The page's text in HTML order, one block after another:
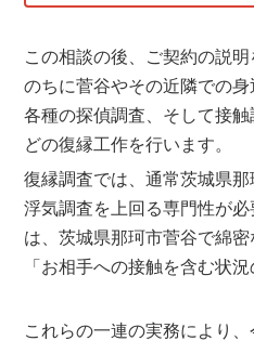
この相談の後、ご契約の説
のちに菅谷やその近隣での
各種の探偵調査、そして接
どの復縁工作を行います。
復縁調査では、通常茨城県
浮気調査を上回る専門性が
は、茨城県那珂市菅谷で綿密
「お相手への接触を含む状
これらの一連の実務により